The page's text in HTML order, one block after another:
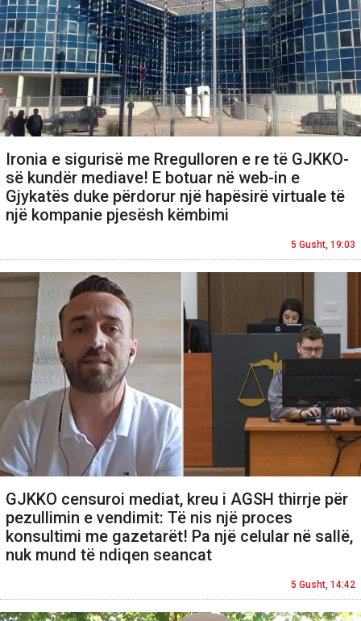
Ironia e sigurisë me Rregulloren e re të GJKKO-
së kundër mediave! E botuar në web-in e
Gjykatës duke përdorur një hapësirë virtuale të
një kompanie pjesësh këmbimi
5 Gusht, 19:03
GJKKO censuroi mediat, kreu i AGSH thirrje për
pezullimin e vendimit: Të nis një proces
konsultimi me gazetarët! Pa një celular në sallë,
nuk mund të ndiqen seancat
5 Gusht, 14:42